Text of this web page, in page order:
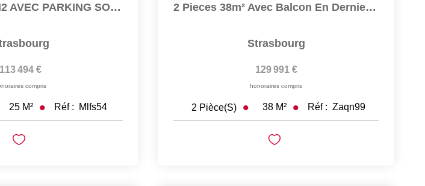
STUDIO 24.84 M2 AVEC PARKING SOUS-SOL
113 494 €
compris
25 M² Réf : Mlfs54
2 Pieces 38m² Avec Balcon En Dernier Étage Et Parking...
Strasbourg
129 991 €
honoraires compris
2 Pièce(s) 38 M² Réf : Zaqn99